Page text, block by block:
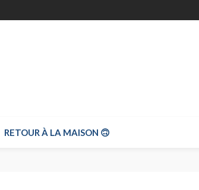
RETOUR À LA MAISON 🙃